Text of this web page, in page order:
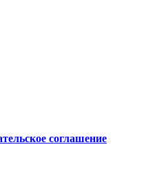
соглашение